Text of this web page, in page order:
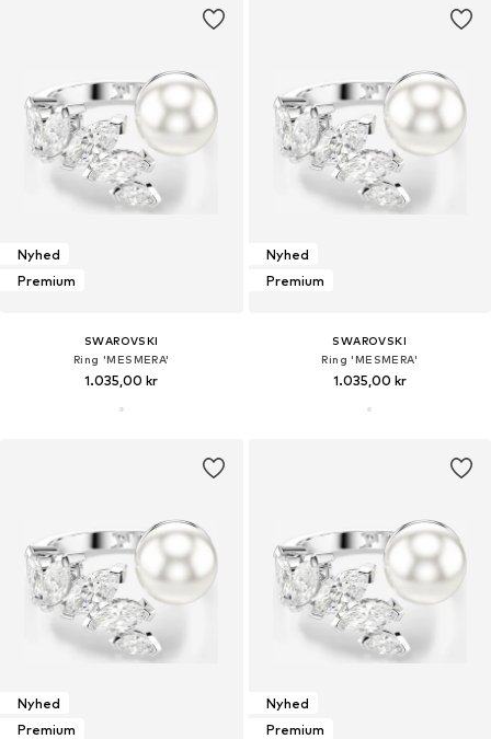
Nyhed
Premium
SWAROVSKI
Ring 'MESMERA'
1.035,00 kr
Nyhed
Premium
SWAROVSKI
Ring 'MESMERA'
1.035,00 kr
Nyhed
Premium
Nyhed
Premium